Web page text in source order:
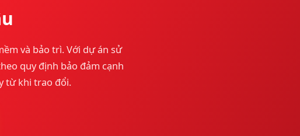
và bảo trì. Với dự án sử
quy định bảo đảm cạnh
từ khi trao đổi.